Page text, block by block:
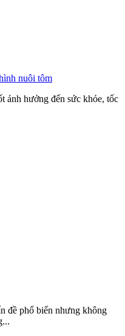
nuôi tôm
ảnh hưởng đến sức khỏe, tốc
đề phổ biến nhưng không